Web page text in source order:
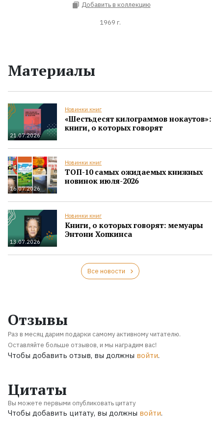
Добавить в коллекцию
1969 г.
Материалы
21.07.2026
Новинки книг
«Шестьдесят килограммов нокаутов»:
книги, о которых говорят
16.07.2026
Новинки книг
ТОП-10 самых ожидаемых книжных
новинок июля-2026
13.07.2026
Новинки книг
Книги, о которых говорят: мемуары
Энтони Хопкинса
Все новости
Отзывы
Раз в месяц дарим подарки самому активному читателю.
Оставляйте больше отзывов, и мы наградим вас!
Чтобы добавить отзыв, вы должны войти.
Цитаты
Вы можете первыми опубликовать цитату
Чтобы добавить цитату, вы должны войти.